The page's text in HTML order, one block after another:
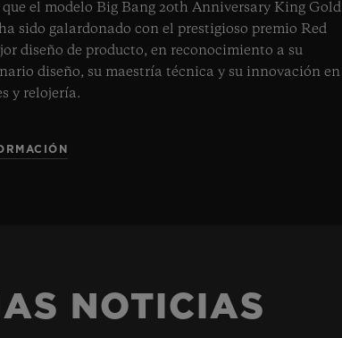
el modelo Big Bang 20th Anniversary King Gold
sido galardonado con el prestigioso premio Red
diseño de producto, en reconocimiento a su
diseño, su maestría técnica y su innovación en
y relojería.
NOTICIAS